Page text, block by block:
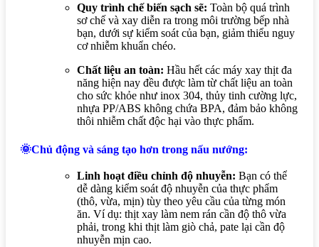
Quy trình chế biến sạch sẽ: Toàn bộ quá trình
sơ chế và xay diễn ra trong môi trường bếp nhà
bạn, dưới sự kiểm soát của bạn, giảm thiểu nguy
cơ nhiễm khuẩn chéo.
Chất liệu an toàn: Hầu hết các máy xay thịt đa
năng hiện nay đều được làm từ chất liệu an toàn
cho sức khỏe như inox 304, thủy tinh cường lực,
nhựa PP/ABS không chứa BPA, đảm bảo không
thôi nhiễm chất độc hại vào thực phẩm.
🌞Chủ động và sáng tạo hơn trong nấu nướng:
Linh hoạt điều chỉnh độ nhuyễn: Bạn có thể
dễ dàng kiểm soát độ nhuyễn của thực phẩm
(thô, vừa, mịn) tùy theo yêu cầu của từng món
ăn. Ví dụ: thịt xay làm nem rán cần độ thô vừa
phải, trong khi thịt làm giò chả, pate lại cần độ
nhuyễn mịn cao.